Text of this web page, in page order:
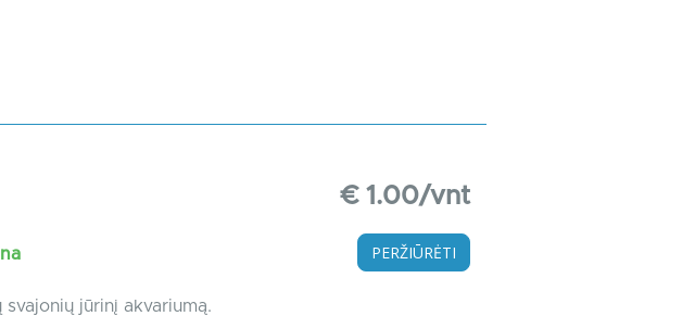
jūrinį akvariumą.
€ 1.00/vnt
PERŽIŪRĖTI